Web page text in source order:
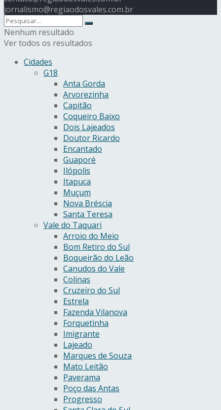
jornalismo@regiaodosvales.com.br
Nenhum resultado
Ver todos os resultados
Cidades
G18
Anta Gorda
Arvorezinha
Capitão
Coqueiro Baixo
Dois Lajeados
Doutor Ricardo
Encantado
Guaporé
Ilópolis
Itapuca
Muçum
Nova Bréscia
Santa Teresa
Vale do Taquari
Arroio do Meio
Bom Retiro do Sul
Boqueirão do Leão
Canudos do Vale
Colinas
Cruzeiro do Sul
Estrela
Fazenda Vilanova
Forquetinha
Imigrante
Lajeado
Marques de Souza
Mato Leitão
Paverama
Poço das Antas
Progresso